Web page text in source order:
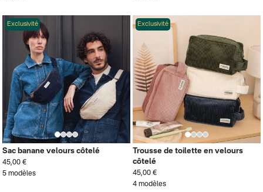
Exclusivité
Sac banane velours côtelé
45,00 €
5 modèles
Exclusivité
Trousse de toilette en velours
côtelé
45,00 €
4 modèles